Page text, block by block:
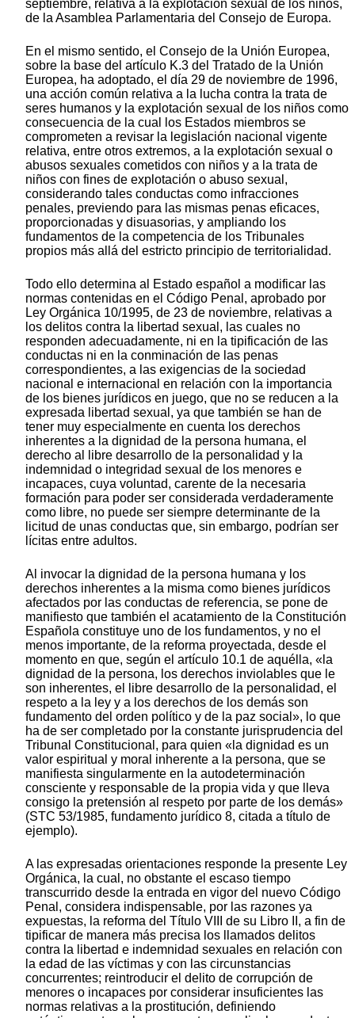
septiembre, relativa a la explotación sexual de los niños,
de la Asamblea Parlamentaria del Consejo de Europa.
En el mismo sentido, el Consejo de la Unión Europea,
sobre la base del artículo K.3 del Tratado de la Unión
Europea, ha adoptado, el día 29 de noviembre de 1996,
una acción común relativa a la lucha contra la trata de
seres humanos y la explotación sexual de los niños como
consecuencia de la cual los Estados miembros se
comprometen a revisar la legislación nacional vigente
relativa, entre otros extremos, a la explotación sexual o
abusos sexuales cometidos con niños y a la trata de
niños con fines de explotación o abuso sexual,
considerando tales conductas como infracciones
penales, previendo para las mismas penas eficaces,
proporcionadas y disuasorias, y ampliando los
fundamentos de la competencia de los Tribunales
propios más allá del estricto principio de territorialidad.
Todo ello determina al Estado español a modificar las
normas contenidas en el Código Penal, aprobado por
Ley Orgánica 10/1995, de 23 de noviembre, relativas a
los delitos contra la libertad sexual, las cuales no
responden adecuadamente, ni en la tipificación de las
conductas ni en la conminación de las penas
correspondientes, a las exigencias de la sociedad
nacional e internacional en relación con la importancia
de los bienes jurídicos en juego, que no se reducen a la
expresada libertad sexual, ya que también se han de
tener muy especialmente en cuenta los derechos
inherentes a la dignidad de la persona humana, el
derecho al libre desarrollo de la personalidad y la
indemnidad o integridad sexual de los menores e
incapaces, cuya voluntad, carente de la necesaria
formación para poder ser considerada verdaderamente
como libre, no puede ser siempre determinante de la
licitud de unas conductas que, sin embargo, podrían ser
lícitas entre adultos.
Al invocar la dignidad de la persona humana y los
derechos inherentes a la misma como bienes jurídicos
afectados por las conductas de referencia, se pone de
manifiesto que también el acatamiento de la Constitución
Española constituye uno de los fundamentos, y no el
menos importante, de la reforma proyectada, desde el
momento en que, según el artículo 10.1 de aquélla, «la
dignidad de la persona, los derechos inviolables que le
son inherentes, el libre desarrollo de la personalidad, el
respeto a la ley y a los derechos de los demás son
fundamento del orden político y de la paz social», lo que
ha de ser completado por la constante jurisprudencia del
Tribunal Constitucional, para quien «la dignidad es un
valor espiritual y moral inherente a la persona, que se
manifiesta singularmente en la autodeterminación
consciente y responsable de la propia vida y que lleva
consigo la pretensión al respeto por parte de los demás»
(STC 53/1985, fundamento jurídico 8, citada a título de
ejemplo).
A las expresadas orientaciones responde la presente Ley
Orgánica, la cual, no obstante el escaso tiempo
transcurrido desde la entrada en vigor del nuevo Código
Penal, considera indispensable, por las razones ya
expuestas, la reforma del Título VIII de su Libro II, a fin de
tipificar de manera más precisa los llamados delitos
contra la libertad e indemnidad sexuales en relación con
la edad de las víctimas y con las circunstancias
concurrentes; reintroducir el delito de corrupción de
menores o incapaces por considerar insuficientes las
normas relativas a la prostitución, definiendo